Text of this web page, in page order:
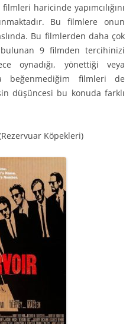
haricinde yapımcılığını
Bu filmlere onun
Bu filmlerden daha çok
9 filmden tercihinizi
oynadığı, yönettiği veya
beğenmediğim filmleri de
düşüncesi bu konuda farklı
Köpekleri)